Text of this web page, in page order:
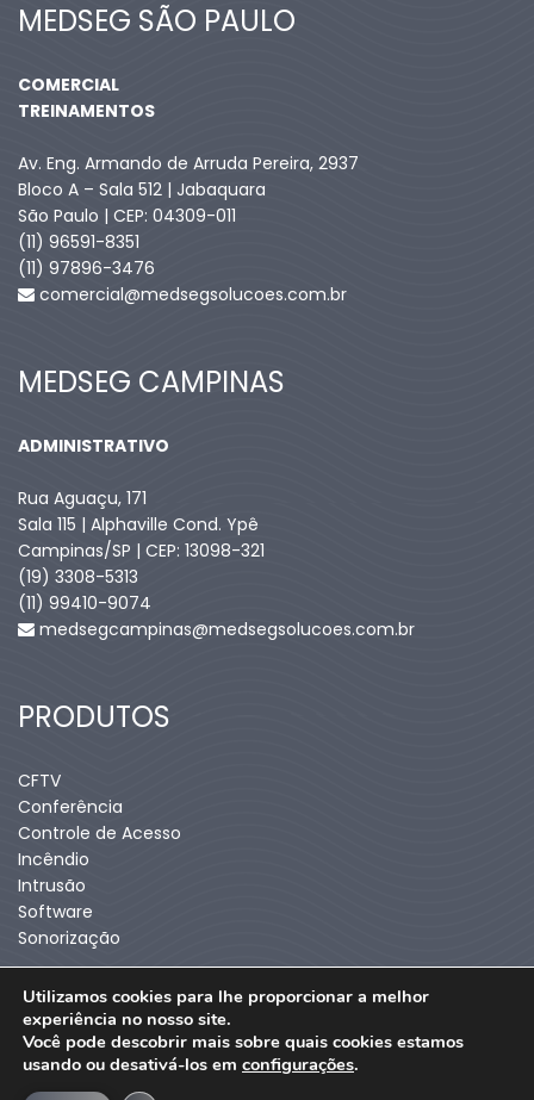
MEDSEG SÃO PAULO
COMERCIAL
TREINAMENTOS
Av. Eng. Armando de Arruda Pereira, 2937
Bloco A – Sala 512 | Jabaquara
São Paulo | CEP: 04309-011
(11) 96591-8351
(11) 97896-3476
comercial@medsegsolucoes.com.br
MEDSEG CAMPINAS
ADMINISTRATIVO
Rua Aguaçu, 171
Sala 115 | Alphaville Cond. Ypê
Campinas/SP | CEP: 13098-321
(19) 3308-5313
(11) 99410-9074​
medsegcampinas@medsegsolucoes.com.br
PRODUTOS
CFTV
Conferência
Controle de Acesso
Incêndio
Intrusão
Software
Sonorização
2022 © Medseg Soluções
Utilizamos cookies para lhe proporcionar a melhor
experiência no nosso site.
Você pode descobrir mais sobre quais cookies estamos
usando ou desativá-los em configurações.